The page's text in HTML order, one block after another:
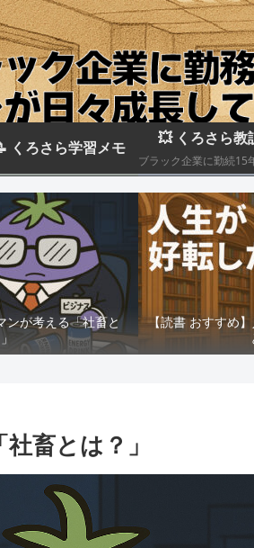
くろさら学習メモ
💥 くろさら教
ンが考える「社畜と
【読書 おすすめ
畜とは？」